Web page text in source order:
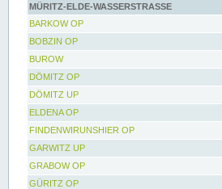
MÜRITZ-ELDE-WASSERSTRASSE
BARKOW OP
BOBZIN OP
BUROW
DÖMITZ OP
DÖMITZ UP
ELDENA OP
FINDENWIRUNSHIER OP
GARWITZ UP
GRABOW OP
GÜRITZ OP